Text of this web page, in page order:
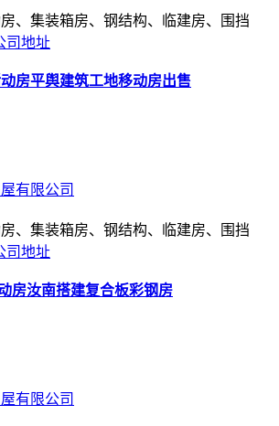
、集装箱房、钢结构、临建房、围挡
司地址
房平舆建筑工地移动房出售
有限公司
、集装箱房、钢结构、临建房、围挡
司地址
房汝南搭建复合板彩钢房
有限公司